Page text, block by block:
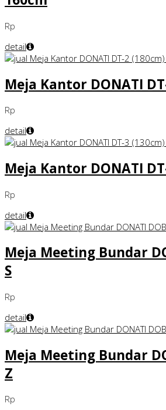
Rp
detail
Meja Kantor DONATI
Rp
detail
Meja Kantor DONATI
Rp
detail
Meja Meeting Bundar
S
Rp
detail
Meja Meeting Bundar
Z
Rp